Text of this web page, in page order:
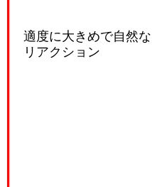
適度に大きめで自然な
リアクション